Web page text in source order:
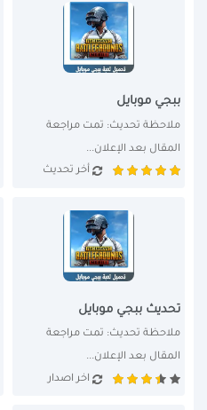
ببجي موبايل
المقال بعد الإعلان...
أخر تحديث
تحديث ببجي موبايل
المقال بعد الإعلان...
اخر اصدار